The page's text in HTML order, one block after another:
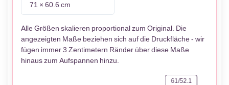
71 × 60.6 cm
Alle Größen skalieren proportional zum Original. Die
angezeigten Maße beziehen sich auf die Druckfläche - wir
fügen immer 3 Zentimetern Ränder über diese Maße
hinaus zum Aufspannen hinzu.
61/52.1